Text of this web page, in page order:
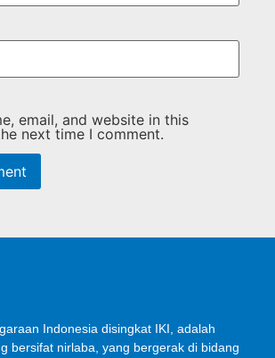
email, and website in this
next time I comment.
Indonesia disingkat IKI, adalah
bersifat nirlaba, yang bergerak di bidang